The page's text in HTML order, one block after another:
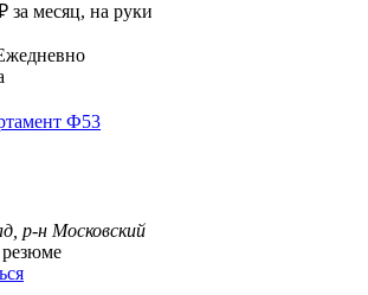
за месяц, на руки
Ф53
р-н Московский